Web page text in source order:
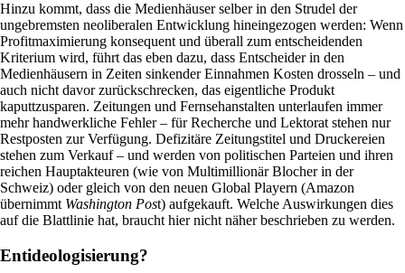
Hinzu kommt, dass die Medienhäuser selber in den Strudel der
ungebremsten neoliberalen Entwicklung hineingezogen werden: Wenn
Profitmaximierung konsequent und überall zum entscheidenden
Kriterium wird, führt das eben dazu, dass Entscheider in den
Medienhäusern in Zeiten sinkender Einnahmen Kosten drosseln – und
auch nicht davor zurückschrecken, das eigentliche Produkt
kaputtzusparen. Zeitungen und Fernsehanstalten unterlaufen immer
mehr handwerkliche Fehler – für Recherche und Lektorat stehen nur
Restposten zur Verfügung. Defizitäre Zeitungstitel und Druckereien
stehen zum Verkauf – und werden von politischen Parteien und ihren
reichen Hauptakteuren (wie von Multimillionär Blocher in der
Schweiz) oder gleich von den neuen Global Playern (Amazon
übernimmt Washington Post) aufgekauft. Welche Auswirkungen dies
auf die Blattlinie hat, braucht hier nicht näher beschrieben zu werden.
Entideologisierung?